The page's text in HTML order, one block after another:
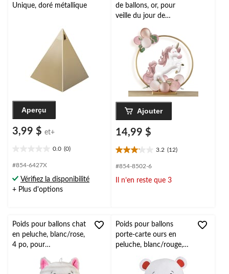
Unique, doré métallique
Aperçu
3,99 $ et+
0.0 (0)
étoile(s)
5.
#854-6427X
Vérifiez la disponibilité
+ Plus d'options
de ballons, or, pour
veille du jour de
l'An/remise de
diplôme/fête
prénatale/mariage/Hall
oween
Ajouter
14,99 $
3.2 (12)
3.2
étoile(s)
5.
#854-8502-6
Il n’en reste que 3
Poids pour ballons chat
en peluche, blanc/rose,
4 po, pour
anniversaire/remise de
diplôme/Saint-Valentin
Poids pour ballons
porte-carte ours en
peluche, blanc/rouge, 8
Valentin/remise des